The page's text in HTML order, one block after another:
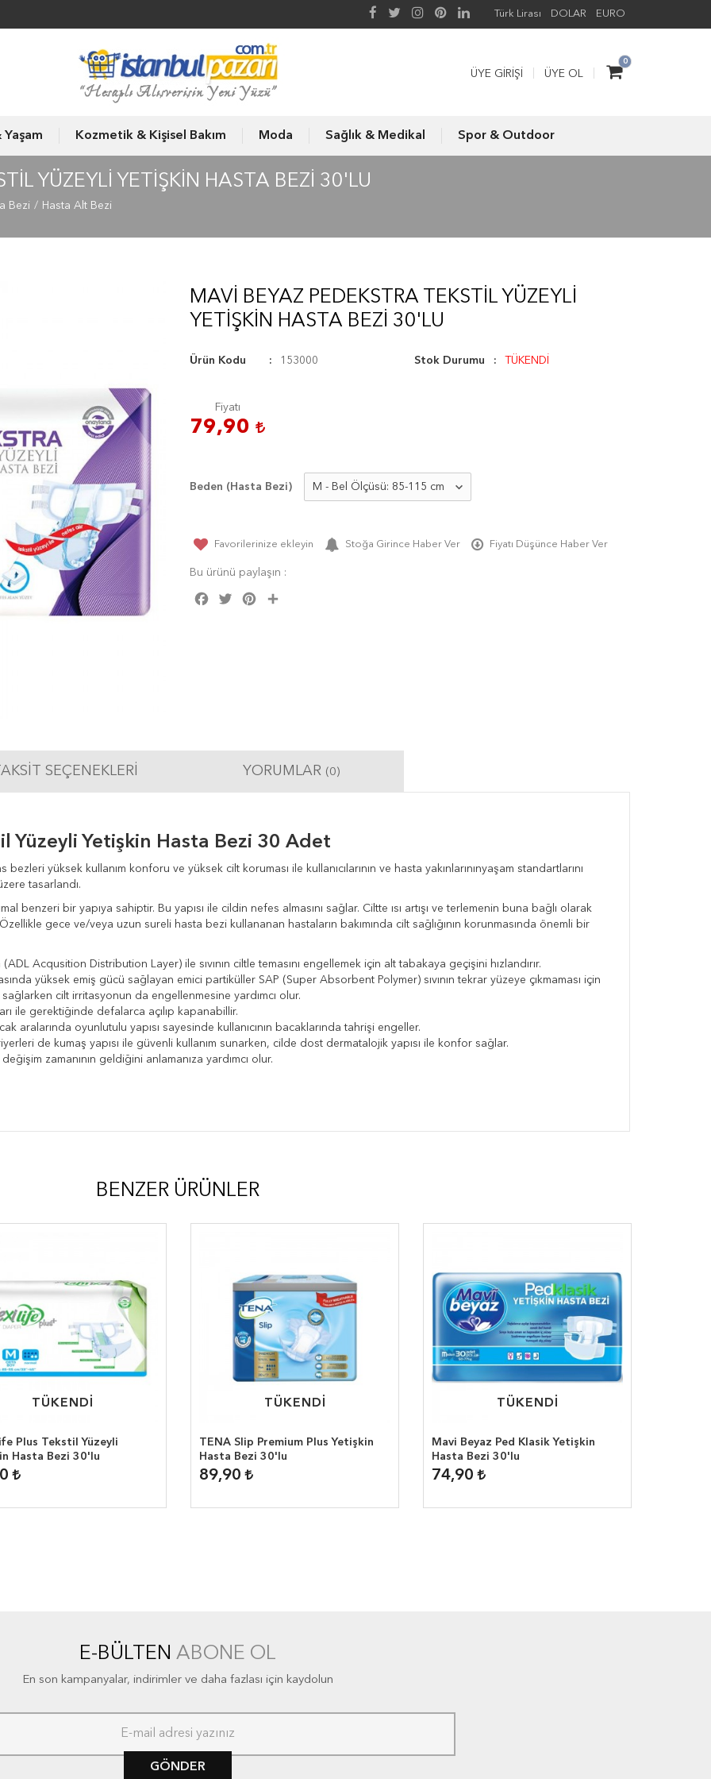
Türk Lirası DOLAR EURO
0
ÜYE GIRIŞI ÜYE OL
Yaşam Kozmetik & Kişisel Bakım Moda Sağlık & Medikal Spor & Outdoor
YÜZEYLI YETIŞKIN HASTA BEZI 30'LU
Bezi Hasta Alt Bezi
MAVI BEYAZ PEDEKSTRA TEKSTIL YÜZEYLI
YETIŞKIN HASTA BEZI 30'LU
Ürün Kodu 153000 Stok Durumu TÜKENDİ
Fiyatı
79,90
Beden (Hasta Bezi)
Favorilerinize ekleyin Stoğa Girince Haber Ver Fiyatı Düşünce Haber Ver
Bu ürünü paylaşın :
Facebook
Twitter Pinterest
SEÇENEKLERI YORUMLAR (0)
Yüzeyli Yetişkin Hasta Bezi 30 Adet
yüksek kullanım konforu ve yüksek cilt koruması ile kullanıcılarının ve hasta yakınlarınınyaşam standartlarını
tasarlandı.
benzeri bir yapıya sahiptir. Bu yapısı ile cildin nefes almasını sağlar. Ciltte ısı artışı ve terlemenin buna bağlı olarak
gece ve/veya uzun sureli hasta bezi kullananan hastaların bakımında cilt sağlığının korunmasında önemli bir
(ADL Acqusition Distribution Layer) ile sıvının ciltle temasını engellemek için alt tabakaya geçişini hızlandırır.
yüksek emiş gücü sağlayan emici partiküller SAP (Super Absorbent Polymer) sıvının tekrar yüzeye çıkmaması için
cilt irritasyonun da engellenmesine yardımcı olur.
ile gerektiğinde defalarca açılıp kapanabillir.
aralarında oyunlutulu yapısı sayesinde kullanıcının bacaklarında tahrişi engeller.
de kumaş yapısı ile güvenli kullanım sunarken, cilde dost dermatalojik yapısı ile konfor sağlar.
zamanının geldiğini anlamanıza yardımcı olur.
BENZER ÜRÜNLER
TÜKENDİ
TÜKENDİ
Plus Tekstil Yüzeyli
Hasta Bezi 30'lu
TÜKENDİ
TÜKENDİ
TENA Slip Premium Plus Yetişkin
Hasta Bezi 30'lu
89,90
TÜKENDİ
TÜKENDİ
Mavi Beyaz Ped Klasik Yetişkin
Hasta Bezi 30'lu
74,90
E-BÜLTEN ABONE OL
En son kampanyalar, indirimler ve daha fazlası için kaydolun
GÖNDER